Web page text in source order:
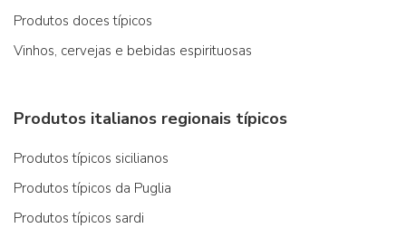
Produtos doces típicos
Vinhos, cervejas e bebidas espirituosas
Produtos italianos regionais típicos
Produtos típicos sicilianos
Produtos típicos da Puglia
Produtos típicos sardi